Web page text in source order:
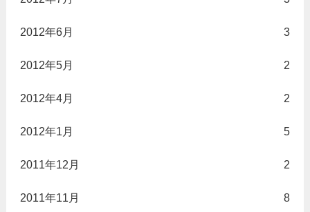
2012年6月 3
2012年5月 2
2012年4月 2
2012年1月 5
2011年12月 2
2011年11月 8